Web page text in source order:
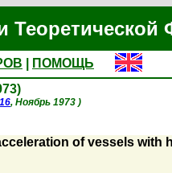
ПОМОЩЬ
, Ноябрь 1973 )
of vessels